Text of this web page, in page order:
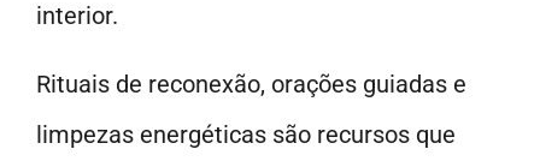
interior.
Rituais de reconexão, orações guiadas e
limpezas energéticas são recursos que